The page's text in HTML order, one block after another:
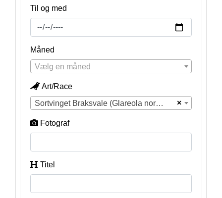
Til og med
Måned
Vælg en måned
Art/Race
×
Sortvinget Braksvale (Glareola nordmanni)
Fotograf
Titel